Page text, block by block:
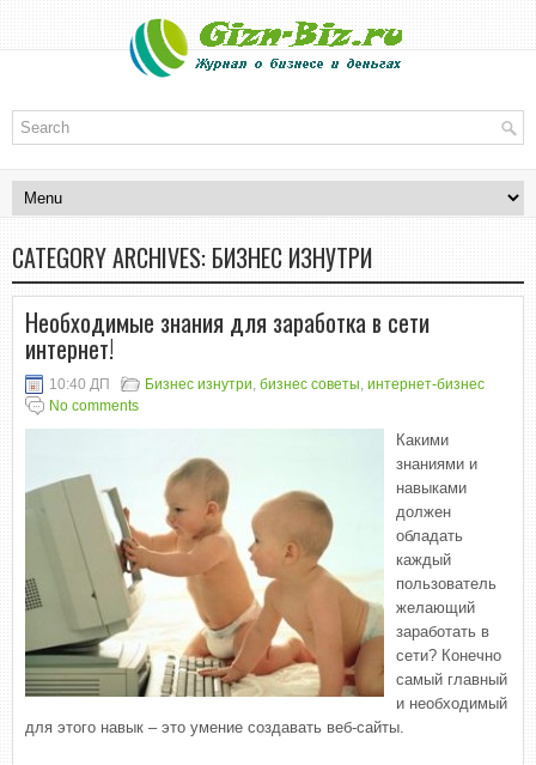
CATEGORY ARCHIVES: БИЗНЕС ИЗНУТРИ
Необходимые знания для заработка в сети
интернет!
10:40 ДП Бизнес изнутри, бизнес советы, интернет-бизнес
No comments
Какими
знаниями и
навыками
должен
обладать
каждый
пользователь
желающий
заработать в
сети? Конечно
самый главный
и необходимый
для этого навык – это умение создавать веб-сайты.